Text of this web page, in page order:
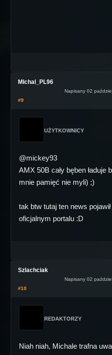
MIchal_PL96
Napisany 02
#9
UŻYTKOWNICY
@mickey93
AMX 50B cały bęben ładuje
mnie pamięć nie myli) ;)
tak btw tutaj ten news
oficjalnym portalu :D
Szlachciak
Napisany 02
#10
REDAKTORZY
Niah niah, Michale trafna